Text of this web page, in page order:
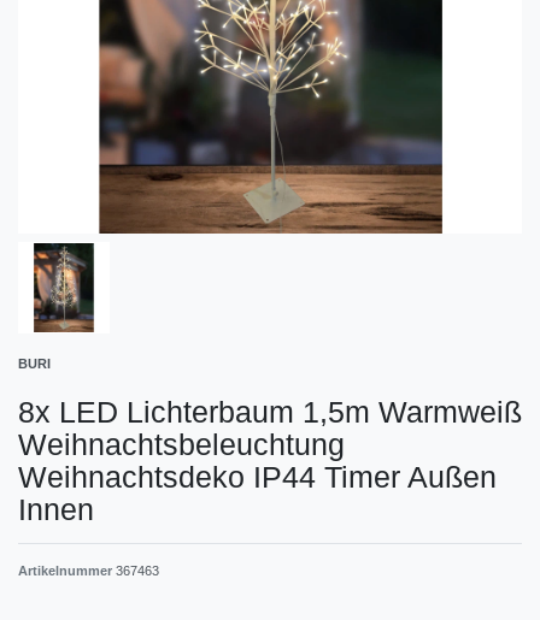
BURI
8x LED Lichterbaum 1,5m Warmweiß
Weihnachtsbeleuchtung
Weihnachtsdeko IP44 Timer Außen
Innen
Artikelnummer 367463